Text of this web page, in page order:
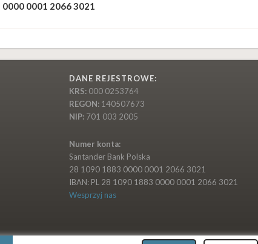
0000 0001 2066 3021
DANE REJESTROWE:
KRS:000 0253764
REGON:140507673
NIP:701 003 2005
Numer konta:
Santander Bank Polska
28 1090 1883 0000 0001 2066 3021
IBAN: PL 28 1090 1883 0000 0001 2066 3021
Wesprzyj nas